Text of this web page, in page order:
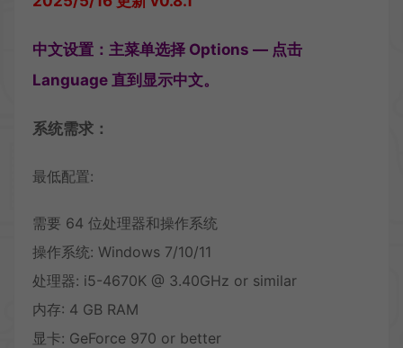
中文设置：主菜单选择 Options — 点击
Language 直到显示中文。
系统需求：
最低配置:
需要 64 位处理器和操作系统
操作系统: Windows 7/10/11
处理器: i5-4670K @ 3.40GHz or similar
内存: 4 GB RAM
显卡: GeForce 970 or better